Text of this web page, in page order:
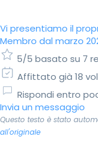
Vi presentiamo il
Membro dal marzo
5/5 basato su 7
Affittato già 18
Rispondi entro
Invia un messaggio
Questo testo è stato
all'originale